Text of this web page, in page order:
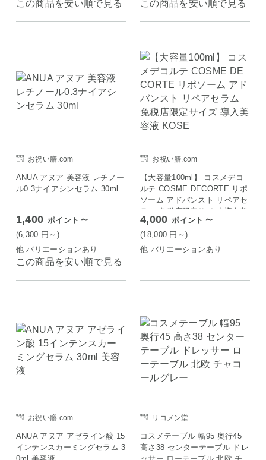
この商品を安い順で見る この商品を安い順で見る
お祝い膳.com
ANUA アヌア 美容液 レチノー
ル0.3ナイアシンセラム 30ml
1,400 ポイント ～
(6,300 円 ～)
他 バリエーションあり
この商品を安い順で見る
お祝い膳.com
【大容量100ml】 コスメデコ
ルテ COSME DECORTE リポ
ソーム アドバンスト リペアセ
ラム 免税店限定サイズ 導入美
容液 KOSE
4,000 ポイント ～
(18,000 円 ～)
他 バリエーションあり
お祝い膳.com
ANUA アヌア アゼライン酸 15
インテンスカーミングセラム 3
リコメン堂
コスメテーブル 幅95 奥行45
高さ38 センターテーブル ドレ